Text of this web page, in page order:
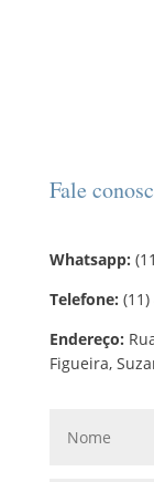
Fale
Whatsapp:
Telefone:
Endereço:
Figueira,